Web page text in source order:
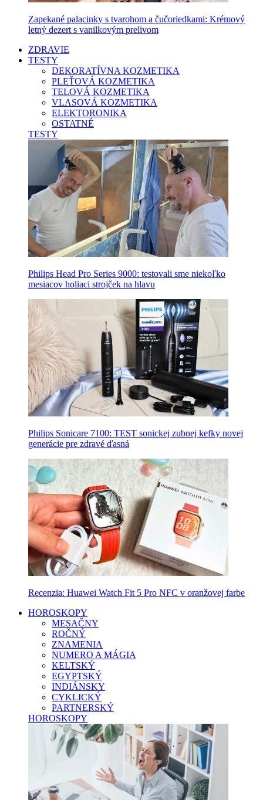
Zapekané palacinky s tvarohom a čučoriedkami: Krémový
letný dezert s vanilkovým prelivom
ZDRAVIE
TESTY
DEKORATÍVNA KOZMETIKA
PLEŤOVÁ KOZMETIKA
TELOVÁ KOZMETIKA
VLASOVÁ KOZMETIKA
ELEKTORONIKA
OSTATNÉ
TESTY
Philips Head Pro Series 9000: testovali sme niekoľko
mesiacov holiaci strojček na hlavu
Philips Sonicare 7100: TEST sonickej zubnej kefky novej
generácie pre zdravé ďasná
Recenzia: Huawei Watch Fit 5 Pro NFC v oranžovej farbe
HOROSKOPY
MESAČNY
ROČNÝ
ZNAMENIA
NUMERO A MÁGIA
KELTSKÝ
EGYPTSKÝ
INDIÁNSKY
CYKLICKÝ
PARTNERSKÝ
HOROSKOPY